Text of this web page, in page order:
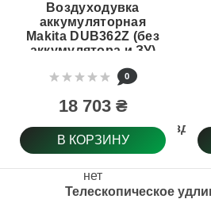
Регулировка
Телескопическое
Воздуходувка
аккумуляторная
Makita DUB362Z (без
аккумулятора и ЗУ)
0
18 703 ₴
В КОРЗИНУ
нет